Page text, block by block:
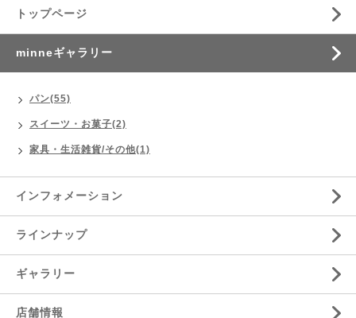
トップページ
minneギャラリー
パン(55)
スイーツ・お菓子(2)
家具・生活雑貨/その他(1)
インフォメーション
ラインナップ
ギャラリー
店舗情報